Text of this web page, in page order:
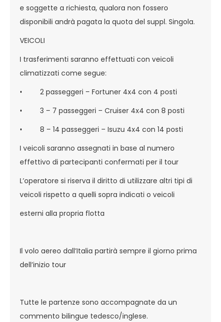
e soggette a richiesta, qualora non fossero
disponibili andrà pagata la quota del suppl. Singola.
VEICOLI
I trasferimenti saranno effettuati con veicoli
climatizzati come segue:
• 2 passeggeri – Fortuner 4x4 con 4 posti
• 3 – 7 passeggeri – Cruiser 4x4 con 8 posti
• 8 – 14 passeggeri – Isuzu 4x4 con 14 posti
I veicoli saranno assegnati in base al numero
effettivo di partecipanti confermati per il tour
L’operatore si riserva il diritto di utilizzare altri tipi di
veicoli rispetto a quelli sopra indicati o veicoli
esterni alla propria flotta
Il volo aereo dall’Italia partirà sempre il giorno prima
dell’inizio tour
Tutte le partenze sono accompagnate da un
commento bilingue tedesco/inglese.